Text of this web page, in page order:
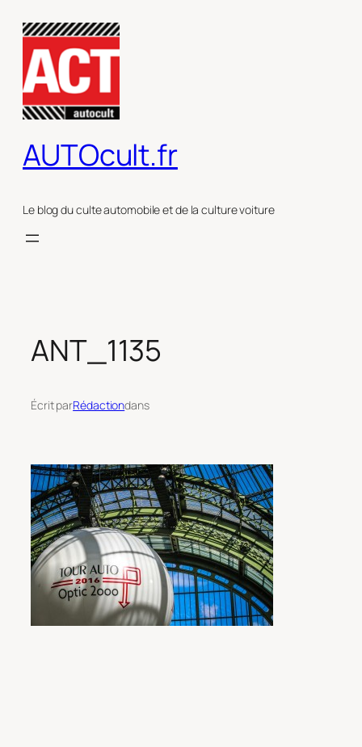
contenu
AUTOcult.fr
Le blog du culte automobile et de la culture voiture
ANT_1135
Écrit parRédactiondans